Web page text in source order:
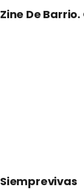
Zine De Barrio.
Siemprevivas